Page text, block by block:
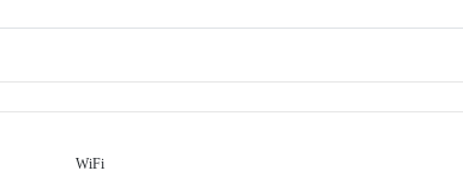
WiFi